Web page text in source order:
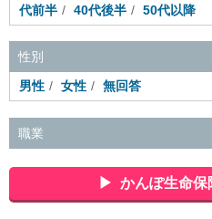
代前半
40代後半 50代以降
性別
男性
女性 無回答
職業
広告・マスコミ
品
アミューズメント・エンタ
かんぽ生命保